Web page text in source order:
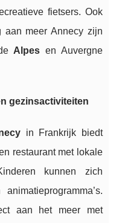
fietsers. Ook
aan meer Annecy zijn
Alpes en Auvergne
gezinsactiviteiten
in Frankrijk biedt
restaurant met lokale
kunnen zich
aan het meer met